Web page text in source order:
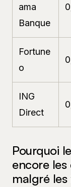
ama
Banque
Fortune
o
ING
Direct
Pourquoi
encore les
malgré